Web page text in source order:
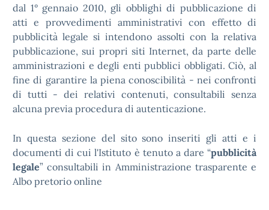
dal 1° gennaio 2010, gli obblighi di pubblicazione di
atti e provvedimenti amministrativi con effetto di
pubblicità legale si intendono assolti con la relativa
pubblicazione, sui propri siti Internet, da parte delle
amministrazioni e degli enti pubblici obbligati. Ciò, al
fine di garantire la piena conoscibilità - nei confronti
di tutti - dei relativi contenuti, consultabili senza
alcuna previa procedura di autenticazione.
In questa sezione del sito sono inseriti gli atti e i
documenti di cui l'Istituto è tenuto a dare “pubblicità
legale” consultabili in Amministrazione trasparente e
Albo pretorio online